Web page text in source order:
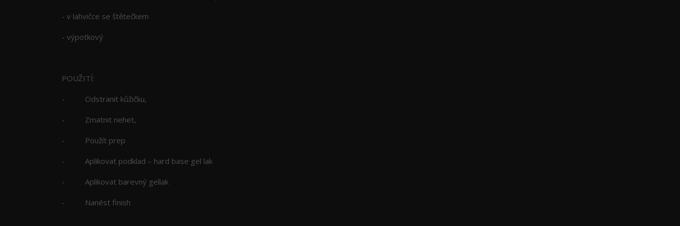
- v lahvičce se štětečkem
- výpotkový
POUŽITÍ:
- Odstranit kůžičku,
- Zmatnit nehet,
- Použít prep
- Aplikovat podklad – hard base gel lak
- Aplikovat barevný gellak
- Nanést finish